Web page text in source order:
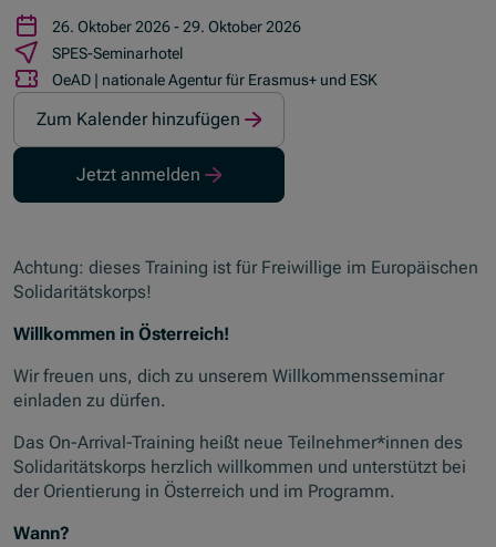
26. Oktober 2026 - 29. Oktober 2026
SPES-Seminarhotel
OeAD | nationale Agentur für Erasmus+ und ESK
Zum Kalender hinzufügen
Jetzt anmelden
Achtung: dieses Training ist für Freiwillige im Europäischen
Solidaritätskorps!
Willkommen in Österreich!
Wir freuen uns, dich zu unserem Willkommensseminar
einladen zu dürfen.
Das On-Arrival-Training heißt neue Teilnehmer*innen des
Solidaritätskorps herzlich willkommen und unterstützt bei
der Orientierung in Österreich und im Programm.
Wann?